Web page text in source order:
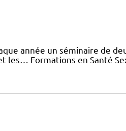
année un séminaire de
Formations en Santé